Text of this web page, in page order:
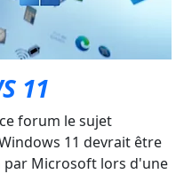
11
forum le sujet
11 devrait être
par Microsoft lors d'une